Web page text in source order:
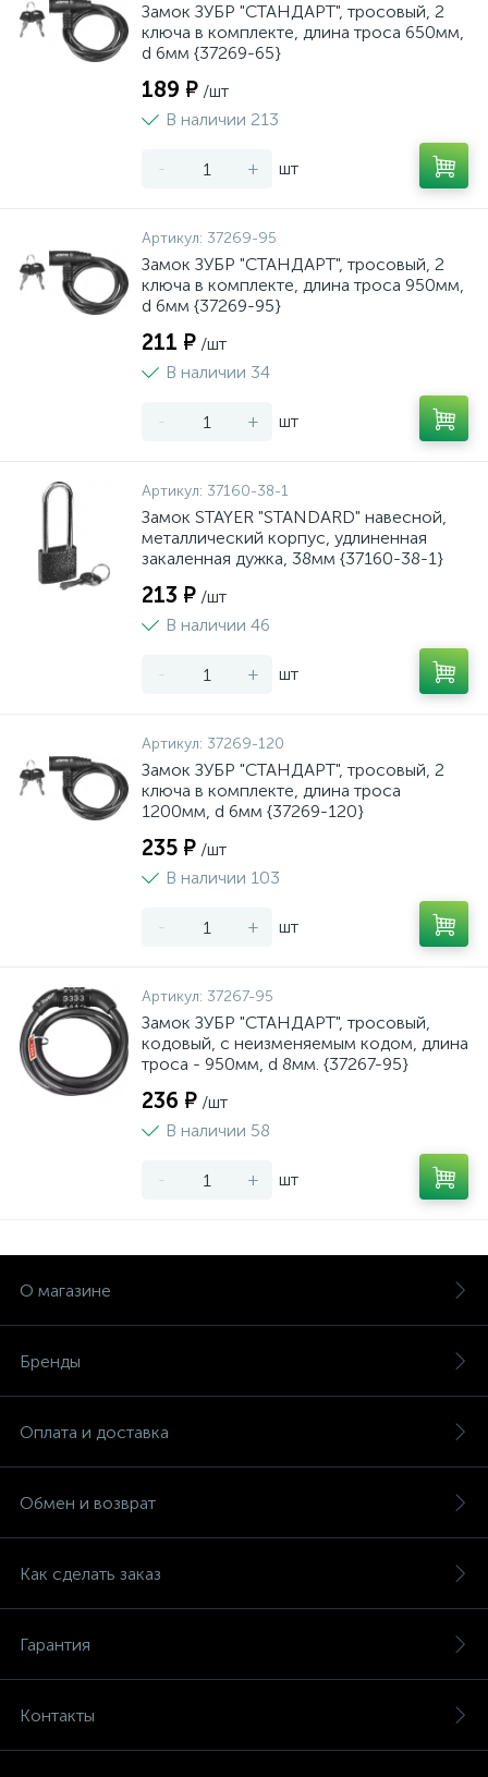
Замок ЗУБР "СТАНДАРТ", тросовый, 2
ключа в комплекте, длина троса 650мм,
d 6мм {37269-65}
189 ₽ /шт
В наличии 213
- + шт
Артикул: 37269-95
Замок ЗУБР "СТАНДАРТ", тросовый, 2
ключа в комплекте, длина троса 950мм,
d 6мм {37269-95}
211 ₽ /шт
В наличии 34
- + шт
Артикул: 37160-38-1
Замок STAYER "STANDARD" навесной,
металлический корпус, удлиненная
закаленная дужка, 38мм {37160-38-1}
213 ₽ /шт
В наличии 46
- + шт
Артикул: 37269-120
Замок ЗУБР "СТАНДАРТ", тросовый, 2
ключа в комплекте, длина троса
1200мм, d 6мм {37269-120}
235 ₽ /шт
В наличии 103
- + шт
Артикул: 37267-95
Замок ЗУБР "СТАНДАРТ", тросовый,
кодовый, с неизменяемым кодом, длина
троса - 950мм, d 8мм. {37267-95}
236 ₽ /шт
В наличии 58
- + шт
О магазине
Бренды
Оплата и доставка
Обмен и возврат
Как сделать заказ
Гарантия
Контакты